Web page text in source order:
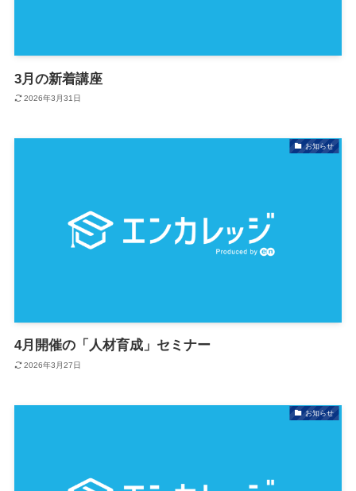
3月の新着講座
2026年3月31日
お知らせ
4月開催の「人材育成」セミナー
2026年3月27日
お知らせ